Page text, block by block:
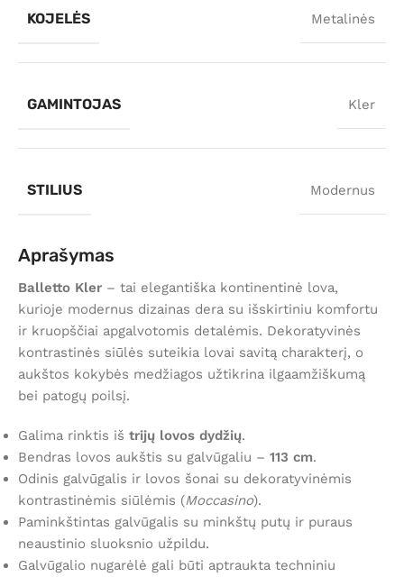
KOJELĖS Metalinės
GAMINTOJAS Kler
STILIUS Modernus
Aprašymas
Balletto Kler – tai elegantiška kontinentinė lova,
kurioje modernus dizainas dera su išskirtiniu komfortu
ir kruopščiai apgalvotomis detalėmis. Dekoratyvinės
kontrastinės siūlės suteikia lovai savitą charakterį, o
aukštos kokybės medžiagos užtikrina ilgaamžiškumą
bei patogų poilsį.
Galima rinktis iš trijų lovos dydžių.
Bendras lovos aukštis su galvūgaliu – 113 cm.
Odinis galvūgalis ir lovos šonai su dekoratyvinėmis
kontrastinėmis siūlėmis (Moccasino).
Paminkštintas galvūgalis su minkštų putų ir puraus
neaustinio sluoksnio užpildu.
Galvūgalio nugarėlė gali būti aptraukta techniniu